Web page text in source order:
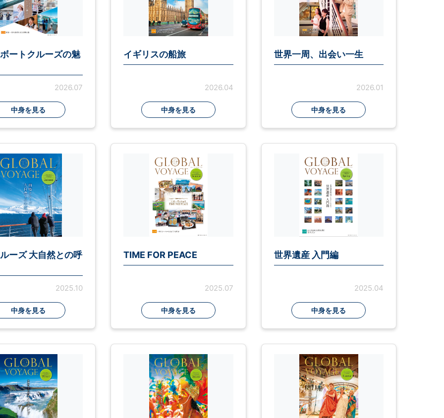
ートクルーズの魅
2026.07
中身を見る
イギリスの船旅
2026.04
中身を見る
世界一周、出会い一生
2026.01
中身を見る
ーズ 大自然との呼
2025.10
中身を見る
TIME FOR PEACE
2025.07
中身を見る
世界遺産 入門編
2025.04
中身を見る